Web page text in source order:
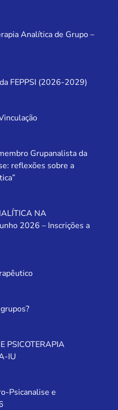
Analítica de Grupo –
FEPPSI (2026-2029)
Grupanalista da
reflexões sobre a
NA
2026 – Inscrições a
PSICOTERAPIA
IU
Psicanalise e